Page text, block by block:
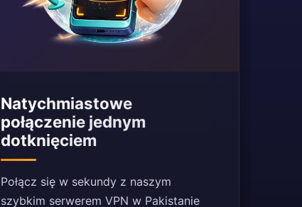
Natychmiastowe
połączenie jednym
dotknięciem
Połącz się w sekundy z naszym
szybkim serwerem VPN w Pakistanie